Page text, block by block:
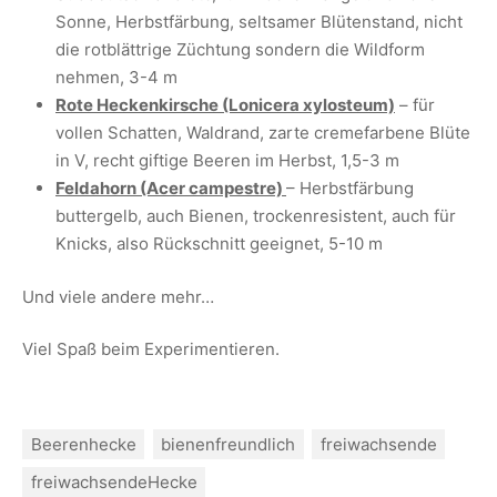
Sonne, Herbstfärbung, seltsamer Blütenstand, nicht
die rotblättrige Züchtung sondern die Wildform
nehmen, 3-4 m
Rote Heckenkirsche (Lonicera xylosteum) – für
vollen Schatten, Waldrand, zarte cremefarbene Blüte
in V, recht giftige Beeren im Herbst, 1,5-3 m
Feldahorn (Acer campestre) – Herbstfärbung
buttergelb, auch Bienen, trockenresistent, auch für
Knicks, also Rückschnitt geeignet, 5-10 m
Und viele andere mehr…
Viel Spaß beim Experimentieren.
Beerenhecke bienenfreundlich
freiwachsende
freiwachsendeHecke